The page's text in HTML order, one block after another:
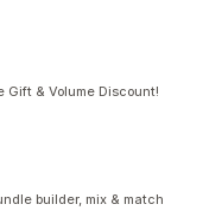
Gift & Volume Discount!
builder, mix & match